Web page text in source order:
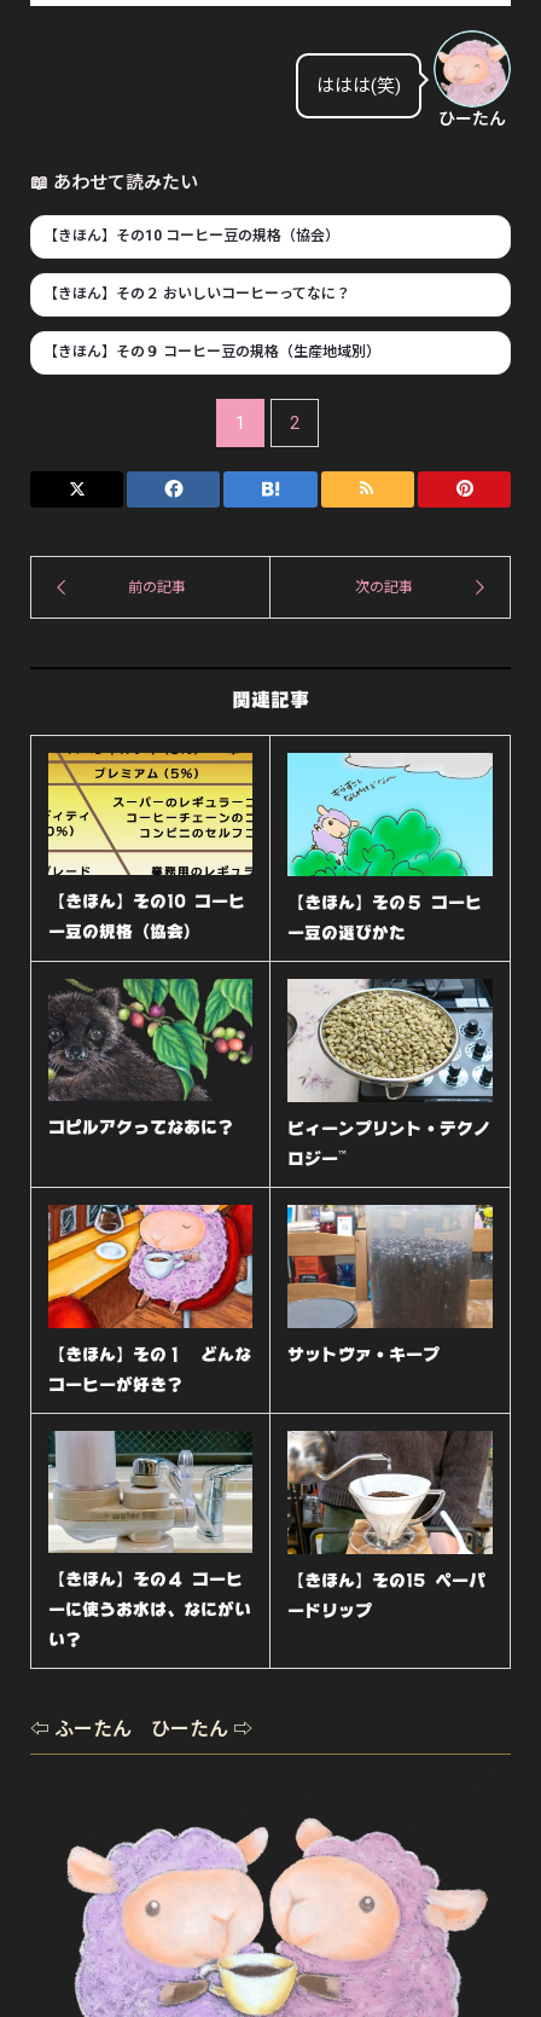
ははは(笑)
ひーたん
📖 あわせて読みたい
【きほん】その10 コーヒー豆の規格（協会）
【きほん】その２ おいしいコーヒーってなに？
【きほん】その９ コーヒー豆の規格（生産地域別）
1 2
関連記事
【きほん】その10 コーヒ
ー豆の規格（協会）
【きほん】その５ コーヒ
ー豆の選びかた
コピルアクってなあに？
ビィーンプリント・テクノ
ロジー™︎
【きほん】その１ どんな
コーヒーが好き？
サットヴァ・キープ
【きほん】その４ コーヒ
ーに使うお水は、なにがい
い？
【きほん】その15 ペーパ
ードリップ
⇦ ふーたん ひーたん ⇨